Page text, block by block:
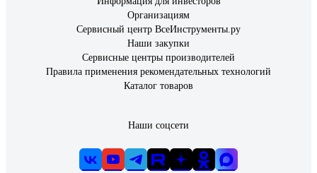
Организациям
Сервисный центр ВсеИнструменты.ру
Наши закупки
Сервисные центры производителей
Правила применения рекомендательных технологий
Каталог товаров
Наши соцсети